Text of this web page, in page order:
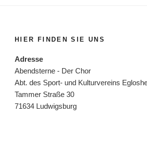
HIER FINDEN SIE UNS
Adresse
Abendsterne - Der Chor
Abt. des Sport- und Kulturvereins
Tammer Straße 30
71634 Ludwigsburg